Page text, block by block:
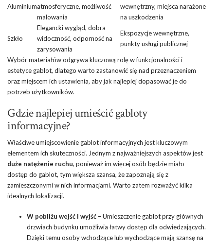
Aluminiumatmosferyczne, możliwość
malowania
wewnętrzny, miejsca narażone
na uszkodzenia
Szkło
Elegancki wygląd, dobra
widoczność, odporność na
zarysowania
Ekspozycje wewnętrzne,
punkty usługi publicznej
Wybór materiałów odgrywa kluczową rolę w funkcjonalności i
estetyce gablot, dlatego warto zastanowić się nad przeznaczeniem
oraz miejscem ich ustawienia, aby jak najlepiej dopasować je do
potrzeb użytkowników.
Gdzie najlepiej umieścić gabloty
informacyjne?
Właściwe umiejscowienie gablot informacyjnych jest kluczowym
elementem ich skuteczności. Jednym z najważniejszych aspektów jest
duże natężenie ruchu, ponieważ im więcej osób będzie miało
dostęp do gablot, tym większa szansa, że zapoznają się z
zamieszczonymi w nich informacjami. Warto zatem rozważyć kilka
idealnych lokalizacji.
W pobliżu wejść i wyjść – Umieszczenie gablot przy głównych
drzwiach budynku umożliwia łatwy dostęp dla odwiedzających.
Dzięki temu osoby wchodzące lub wychodzące mają szansę na